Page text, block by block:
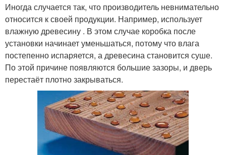
Иногда случается так, что производитель невнимательно
относится к своей продукции. Например, использует
влажную древесину . В этом случае коробка после
установки начинает уменьшаться, потому что влага
постепенно испаряется, а древесина становится суше.
По этой причине появляются большие зазоры, и дверь
перестаёт плотно закрываться.